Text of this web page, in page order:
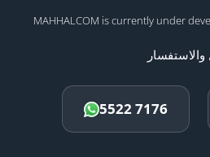
MAHHALCOM is currently under
5522 7176